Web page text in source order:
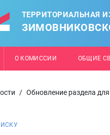
ТЕРРИТОРИАЛЬНАЯ
О КОМИССИИ ОБЩИЕ
/ Обновление раздела